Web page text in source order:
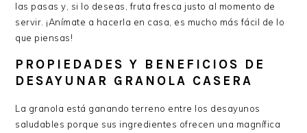
las pasas y, si lo deseas, fruta fresca justo al momento de
servir. ¡Anímate a hacerla en casa, es mucho más fácil de lo
que piensas!
PROPIEDADES Y BENEFICIOS DE
DESAYUNAR GRANOLA CASERA
La granola está ganando terreno entre los desayunos
saludables porque sus ingredientes ofrecen una magnífica